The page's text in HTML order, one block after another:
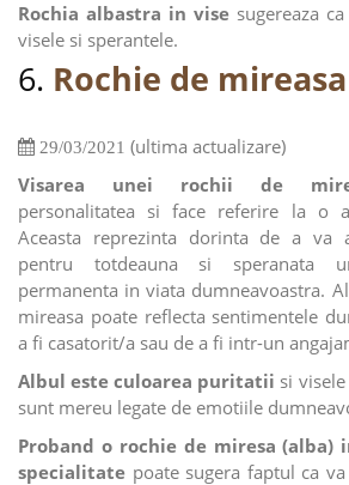
Rochia albastra in vise sugereaza
visele si sperantele.
6. Rochie de mireasa
29/03/2021 (ultima actualizare)
Visarea unei rochii de
personalitatea si face referire la o
Aceasta reprezinta dorinta de a va
pentru totdeauna si speranata
permanenta in viata dumneavoastra.
mireasa poate reflecta sentimentele
a fi casatorit/a sau de a fi intr-un
Albul este culoarea puritatii si
sunt mereu legate de emotiile
Proband o rochie de miresa (alba)
specialitate poate sugera faptul ca